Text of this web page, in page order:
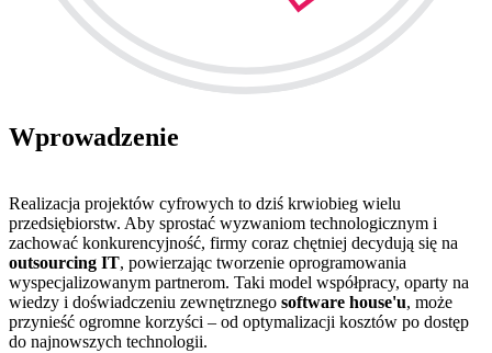
Wprowadzenie
Realizacja projektów cyfrowych to dziś krwiobieg wielu
przedsiębiorstw. Aby sprostać wyzwaniom technologicznym i
zachować konkurencyjność, firmy coraz chętniej decydują się na
outsourcing IT, powierzając tworzenie oprogramowania
wyspecjalizowanym partnerom. Taki model współpracy, oparty na
wiedzy i doświadczeniu zewnętrznego software house'u, może
przynieść ogromne korzyści – od optymalizacji kosztów po dostęp
do najnowszych technologii.